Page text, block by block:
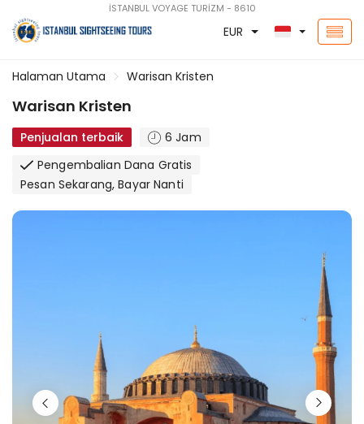
İSTANBUL VOYAGE TURİZM - 8610
EUR
Halaman Utama Warisan Kristen
Warisan Kristen
Penjualan terbaik
6 Jam
Pengembalian Dana Gratis
Pesan Sekarang, Bayar Nanti